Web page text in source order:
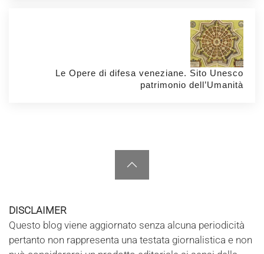
Le Opere di difesa veneziane. Sito Unesco
patrimonio dell’Umanità
DISCLAIMER
Questo blog viene aggiornato senza alcuna periodicità
pertanto non rappresenta una testata giornalistica e non